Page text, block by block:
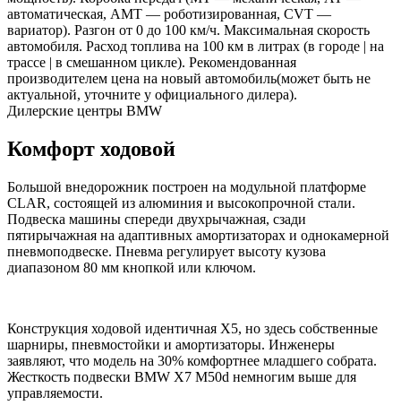
автоматическая, АМТ — роботизированная, CVT —
вариатор). Разгон от 0 до 100 км/ч. Максимальная скорость
автомобиля. Расход топлива на 100 км в литрах (в городе | на
трассе | в смешанном цикле). Рекомендованная
производителем цена на новый автомобиль(может быть не
актуальной, уточните у официального дилера).
Дилерские центры BMW
Комфорт ходовой
Большой внедорожник построен на модульной платформе
CLAR, состоящей из алюминия и высокопрочной стали.
Подвеска машины спереди двухрычажная, сзади
пятирычажная на адаптивных амортизаторах и однокамерной
пневмоподвеске. Пневма регулирует высоту кузова
диапазоном 80 мм кнопкой или ключом.
Конструкция ходовой идентичная X5, но здесь собственные
шарниры, пневмостойки и амортизаторы. Инженеры
заявляют, что модель на 30% комфортнее младшего собрата.
Жесткость подвески BMW X7 M50d немногим выше для
управляемости.